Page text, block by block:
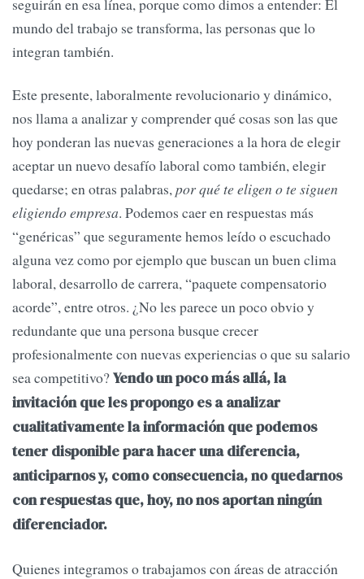
seguirán en esa línea, porque como dimos a entender: El
mundo del trabajo se transforma, las personas que lo
integran también.
Este presente, laboralmente revolucionario y dinámico,
nos llama a analizar y comprender qué cosas son las que
hoy ponderan las nuevas generaciones a la hora de elegir
aceptar un nuevo desafío laboral como también, elegir
quedarse; en otras palabras,por qué te eligen o te siguen
eligiendo empresa. Podemos caer en respuestas más
“genéricas” que seguramente hemos leído o escuchado
alguna vez como por ejemplo que buscan un buen clima
laboral, desarrollo de carrera, “paquete compensatorio
acorde”, entre otros. ¿No les parece un poco obvio y
redundante que una persona busque crecer
profesionalmente con nuevas experiencias o que su salario
sea competitivo?Yendo un poco más allá, la
invitación que les propongo es a analizar
cualitativamente la información que podemos
tener disponible para hacer una diferencia,
anticiparnos y, como consecuencia, no quedarnos
con respuestas que, hoy, no nos aportan ningún
diferenciador.
Quienes integramos o trabajamos con áreas de atracción